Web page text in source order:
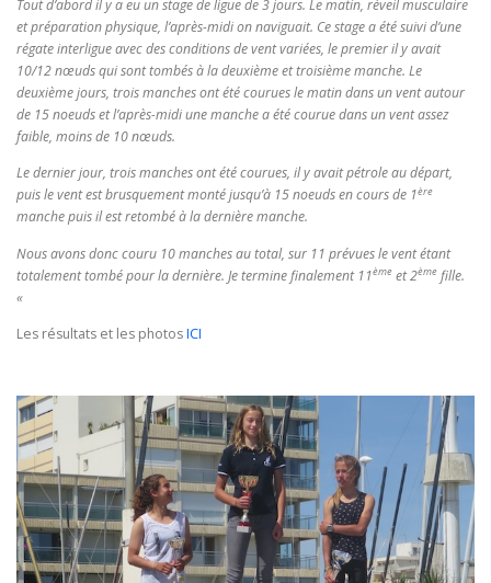
Tout d’abord il y a eu un stage de ligue de 3 jours. Le matin, réveil musculaire
et préparation physique, l’après-midi on naviguait. Ce stage a été suivi d’une
régate interligue avec des conditions de vent variées, le premier il y avait
10/12 nœuds qui sont tombés à la deuxième et troisième manche. Le
deuxième jours, trois manches ont été courues le matin dans un vent autour
de 15 noeuds et l’après-midi une manche a été courue dans un vent assez
faible, moins de 10 nœuds.
Le dernier jour, trois manches ont été courues, il y avait pétrole au départ,
puis le vent est brusquement monté jusqu’à 15 noeuds en cours de 1ère
manche puis il est retombé à la dernière manche.
Nous avons donc couru 10 manches au total, sur 11 prévues le vent étant
totalement tombé pour la dernière. Je termine finalement 11ème et 2ème fille.
«
Les résultats et les photosICI